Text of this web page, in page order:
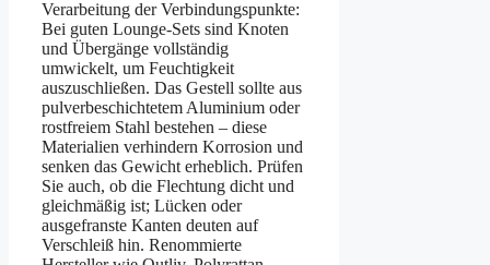
Verarbeitung der Verbindungspunkte:
Bei guten Lounge-Sets sind Knoten
und Übergänge vollständig
umwickelt, um Feuchtigkeit
auszuschließen. Das Gestell sollte aus
pulverbeschichtetem Aluminium oder
rostfreiem Stahl bestehen – diese
Materialien verhindern Korrosion und
senken das Gewicht erheblich. Prüfen
Sie auch, ob die Flechtung dicht und
gleichmäßig ist; Lücken oder
ausgefranste Kanten deuten auf
Verschleiß hin. Renommierte